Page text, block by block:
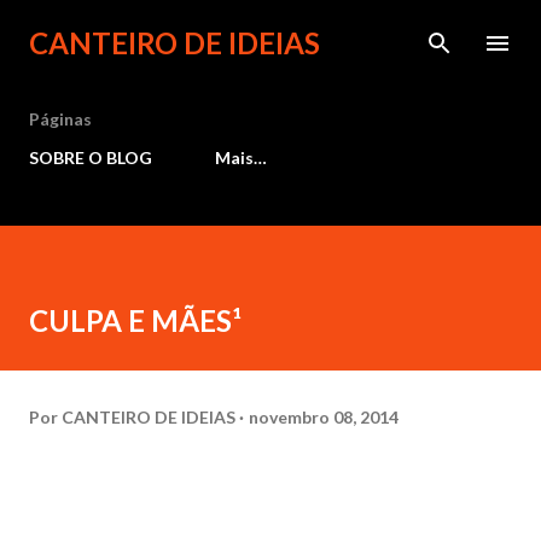
Pular para o conteúdo principal
CANTEIRO DE IDEIAS
Páginas
SOBRE O BLOG
Mais…
CULPA E MÃES¹
Por CANTEIRO DE IDEIAS novembro 08, 2014